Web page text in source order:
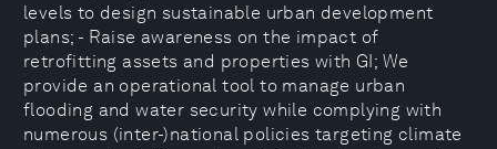
levels to design sustainable urban development
plans; - Raise awareness on the impact of
retrofitting assets and properties with GI; We
provide an operational tool to manage urban
flooding and water security while complying with
numerous (inter-)national policies targeting climate